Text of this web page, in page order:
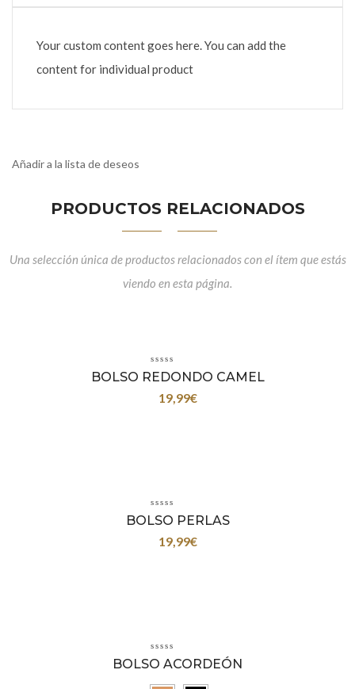
Your custom content goes here. You can add the
content for individual product
Añadir a la lista de deseos
PRODUCTOS RELACIONADOS
Una selección única de productos relacionados con el ítem que estás
viendo en esta página.
BOLSO REDONDO CAMEL
19,99€
BOLSO PERLAS
19,99€
BOLSO ACORDEÓN